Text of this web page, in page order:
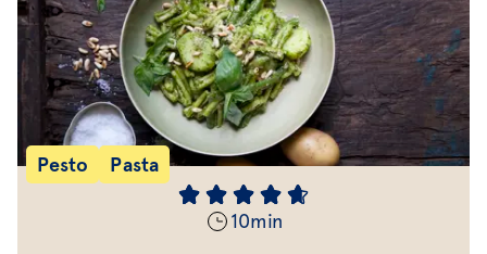
Pesto Pasta
10min